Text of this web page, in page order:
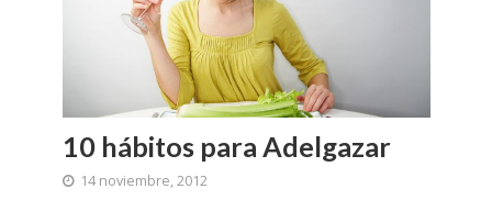
10 hábitos para Adelgazar
14 noviembre, 2012